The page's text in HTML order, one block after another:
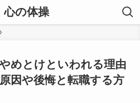
心の体操
めとけといわれる理由
因や後悔と転職する方